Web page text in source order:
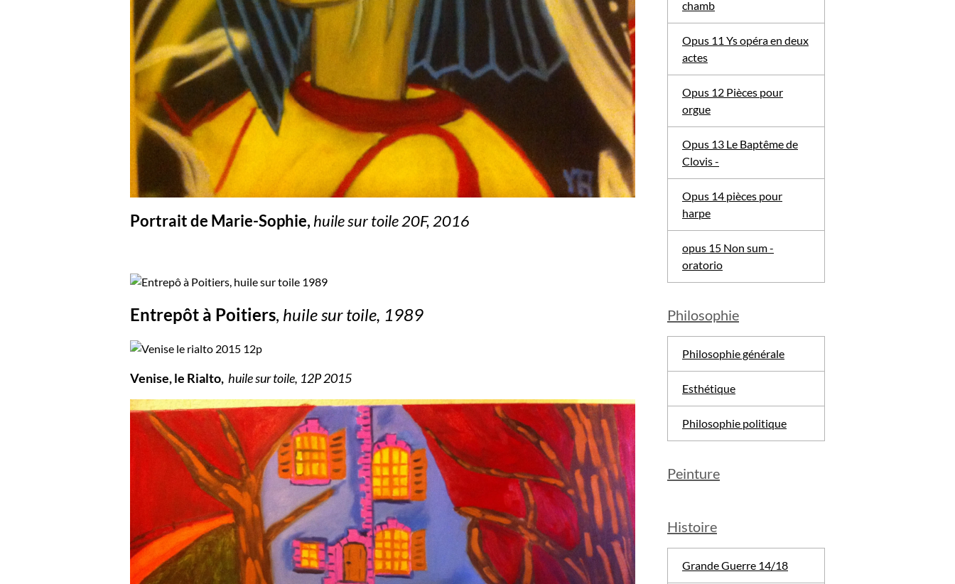
Portrait de Marie-Sophie, huile sur toile 20F, 2016
Entrepôt à Poitiers, huile sur toile, 1989
Venise, le Rialto, huile sur toile, 12P 2015
chamb
Opus 11 Ys opéra en deux
actes
Opus 12 Pièces pour
orgue
Opus 13 Le Baptême de
Clovis -
Opus 14 pièces pour
harpe
opus 15 Non sum -
oratorio
Philosophie
Philosophie générale
Esthétique
Philosophie politique
Peinture
Histoire
Grande Guerre 14/18